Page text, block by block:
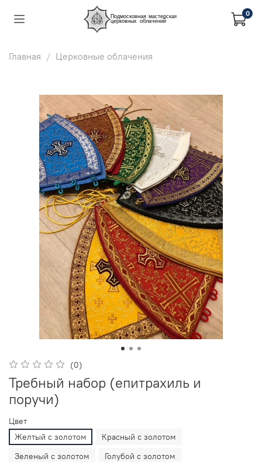
0
Главная Церковные облачения
(0)
Требный набор (епитрахиль и
поручи)
Цвет
Желтый с золотом
Красный с золотом
Зеленый с золотом
Голубой с золотом